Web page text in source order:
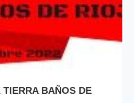
BAÑOS DE